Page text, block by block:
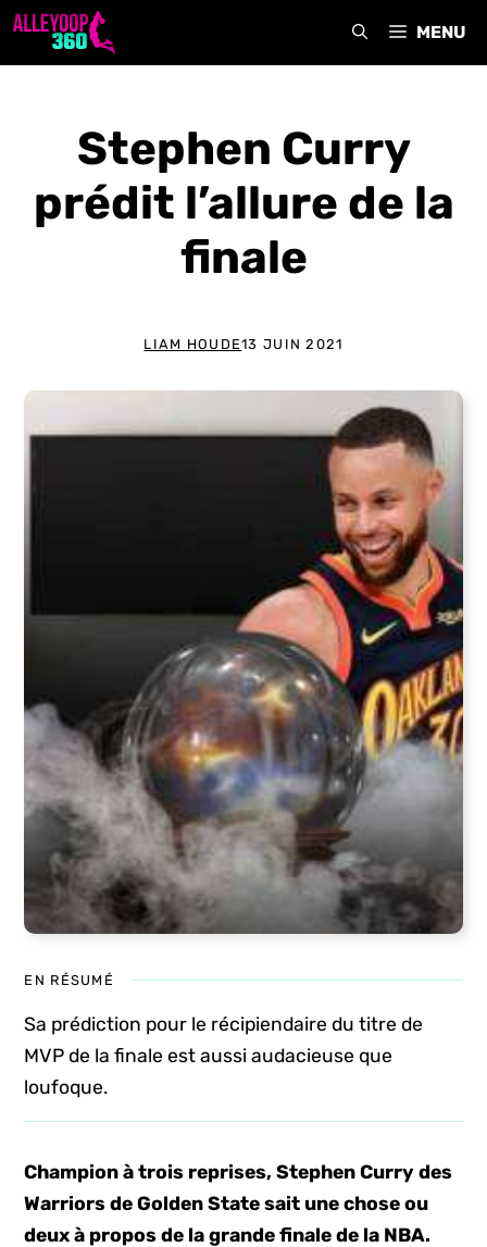
Aller
MENU
Stephen Curry
prédit l’allure de la
finale
LIAM HOUDE13 JUIN 2021
EN RÉSUMÉ
Sa prédiction pour le récipiendaire du titre de
MVP de la finale est aussi audacieuse que
loufoque.
Champion à trois reprises, Stephen Curry des
Warriors de Golden State sait une chose ou
deux à propos de la grande finale de la NBA.